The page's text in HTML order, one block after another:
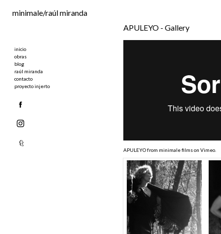
minimale/raúl miranda
inicio
obras
blog
raúl miranda
contacto
proyecto injerto
APULEYO - Gallery
APULEYOfrom minimale filmson Vimeo.